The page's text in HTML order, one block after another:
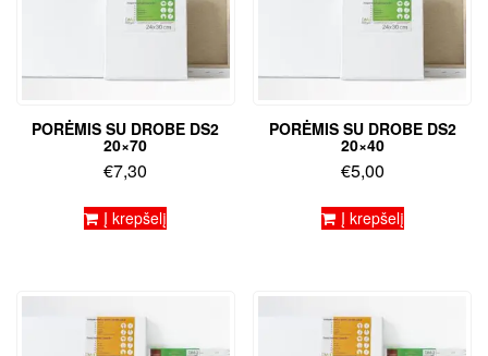
PORĖMIS SU DROBE DS2
20×70
€7,30
Į krepšelį
PORĖMIS SU DROBE DS2
20×40
€5,00
Į krepšelį